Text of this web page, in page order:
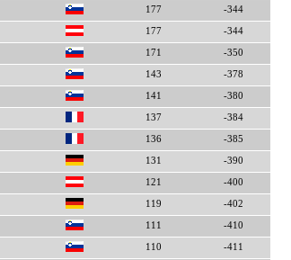
177 -344
177 -344
171 -350
143 -378
141 -380
137 -384
136 -385
131 -390
121 -400
119 -402
111 -410
110 -411